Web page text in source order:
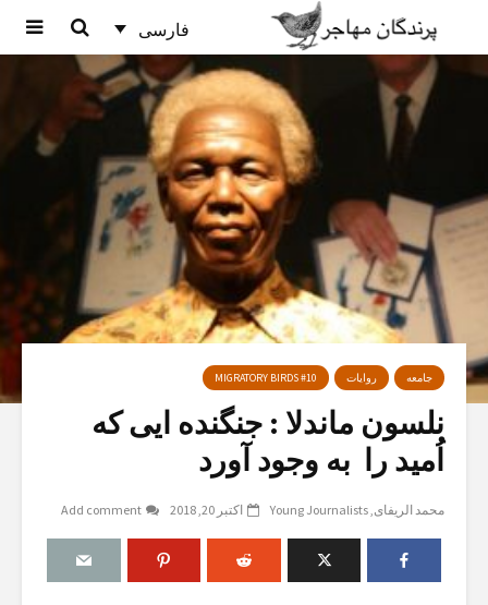
فارسی
جامعه روایات MIGRATORY BIRDS #10
نلسون ماندلا : جنگنده ایی که
اُمید را به وجود آورد
محمد الریفای Young Journalists اکتبر 20, 2018 Add comment